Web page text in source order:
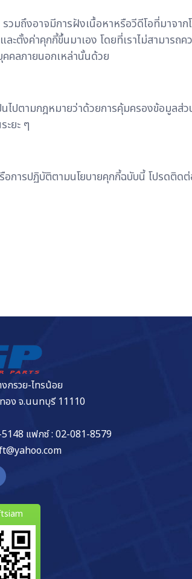
รวมถึงอาจมีการฝังเนื้อหาหรือวีดีโอที่มาจา
ะตั้งค่าคุกกี้ขึ้นมาเอง โดยที่เราไม่สามารถ
คคลภายนอกเหล่านั้นด้วย
ไปตามกฎหมายว่าด้วยการคุ้มครองข้อมูล
ะยะ ๆ
อการปฏิบัติตามนโยบายคุกกี้ฉบับนี้ โปรดติด
กรวย-ไทรน้อย
อง จ.นนทบุรี 11110
แฟกซ์ : 02-081-8579